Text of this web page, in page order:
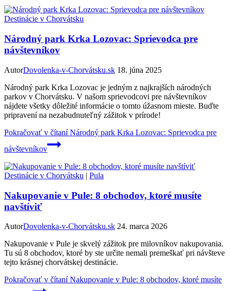
Destinácie v Chorvátsku
Národný park Krka Lozovac: Sprievodca pre
návštevníkov
AutorDovolenka-v-Chorvátsku.sk 18. júna 2025
Národný park Krka Lozovac je jedným z najkrajších národných
parkov v Chorvátsku. V našom sprievodcovi pre návštevníkov
nájdete všetky dôležité informácie o tomto úžasnom mieste. Buďte
pripravení na nezabudnuteľný zážitok v prírode!
Pokračovať v čítaníNárodný park Krka Lozovac: Sprievodca pre
návštevníkov
Destinácie v Chorvátsku | Pula
Nakupovanie v Pule: 8 obchodov, ktoré musíte
navštíviť
AutorDovolenka-v-Chorvátsku.sk 24. marca 2026
Nakupovanie v Pule je skvelý zážitok pre milovníkov nakupovania.
Tu sú 8 obchodov, ktoré by ste určite nemali premeškať pri návšteve
tejto krásnej chorvátskej destinácie.
Pokračovať v čítaníNakupovanie v Pule: 8 obchodov, ktoré musíte